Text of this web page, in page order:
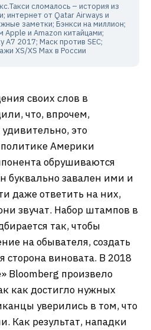
сломалось – история из
интернет от Qatar Airways и
заметки; Бэнкси на миллион;
Apple и Amazon китайцами;
A7 2017; Маск против SEC;
XS/XS Max в России
своих слов в
что, впрочем,
это
Америки
обрушиваются
буквально завален ими и
даже ответить на них,
звучат. Набор штампов в
так, чтобы
на обывателя, создать
сторона виновата. В 2018
Bloomberg произвело
как достигло нужных
уверились в том, что
Как результат, нападки